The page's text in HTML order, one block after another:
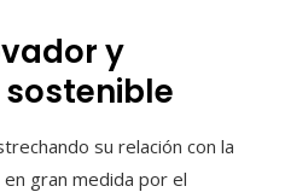
y
su relación con la
gran medida por el